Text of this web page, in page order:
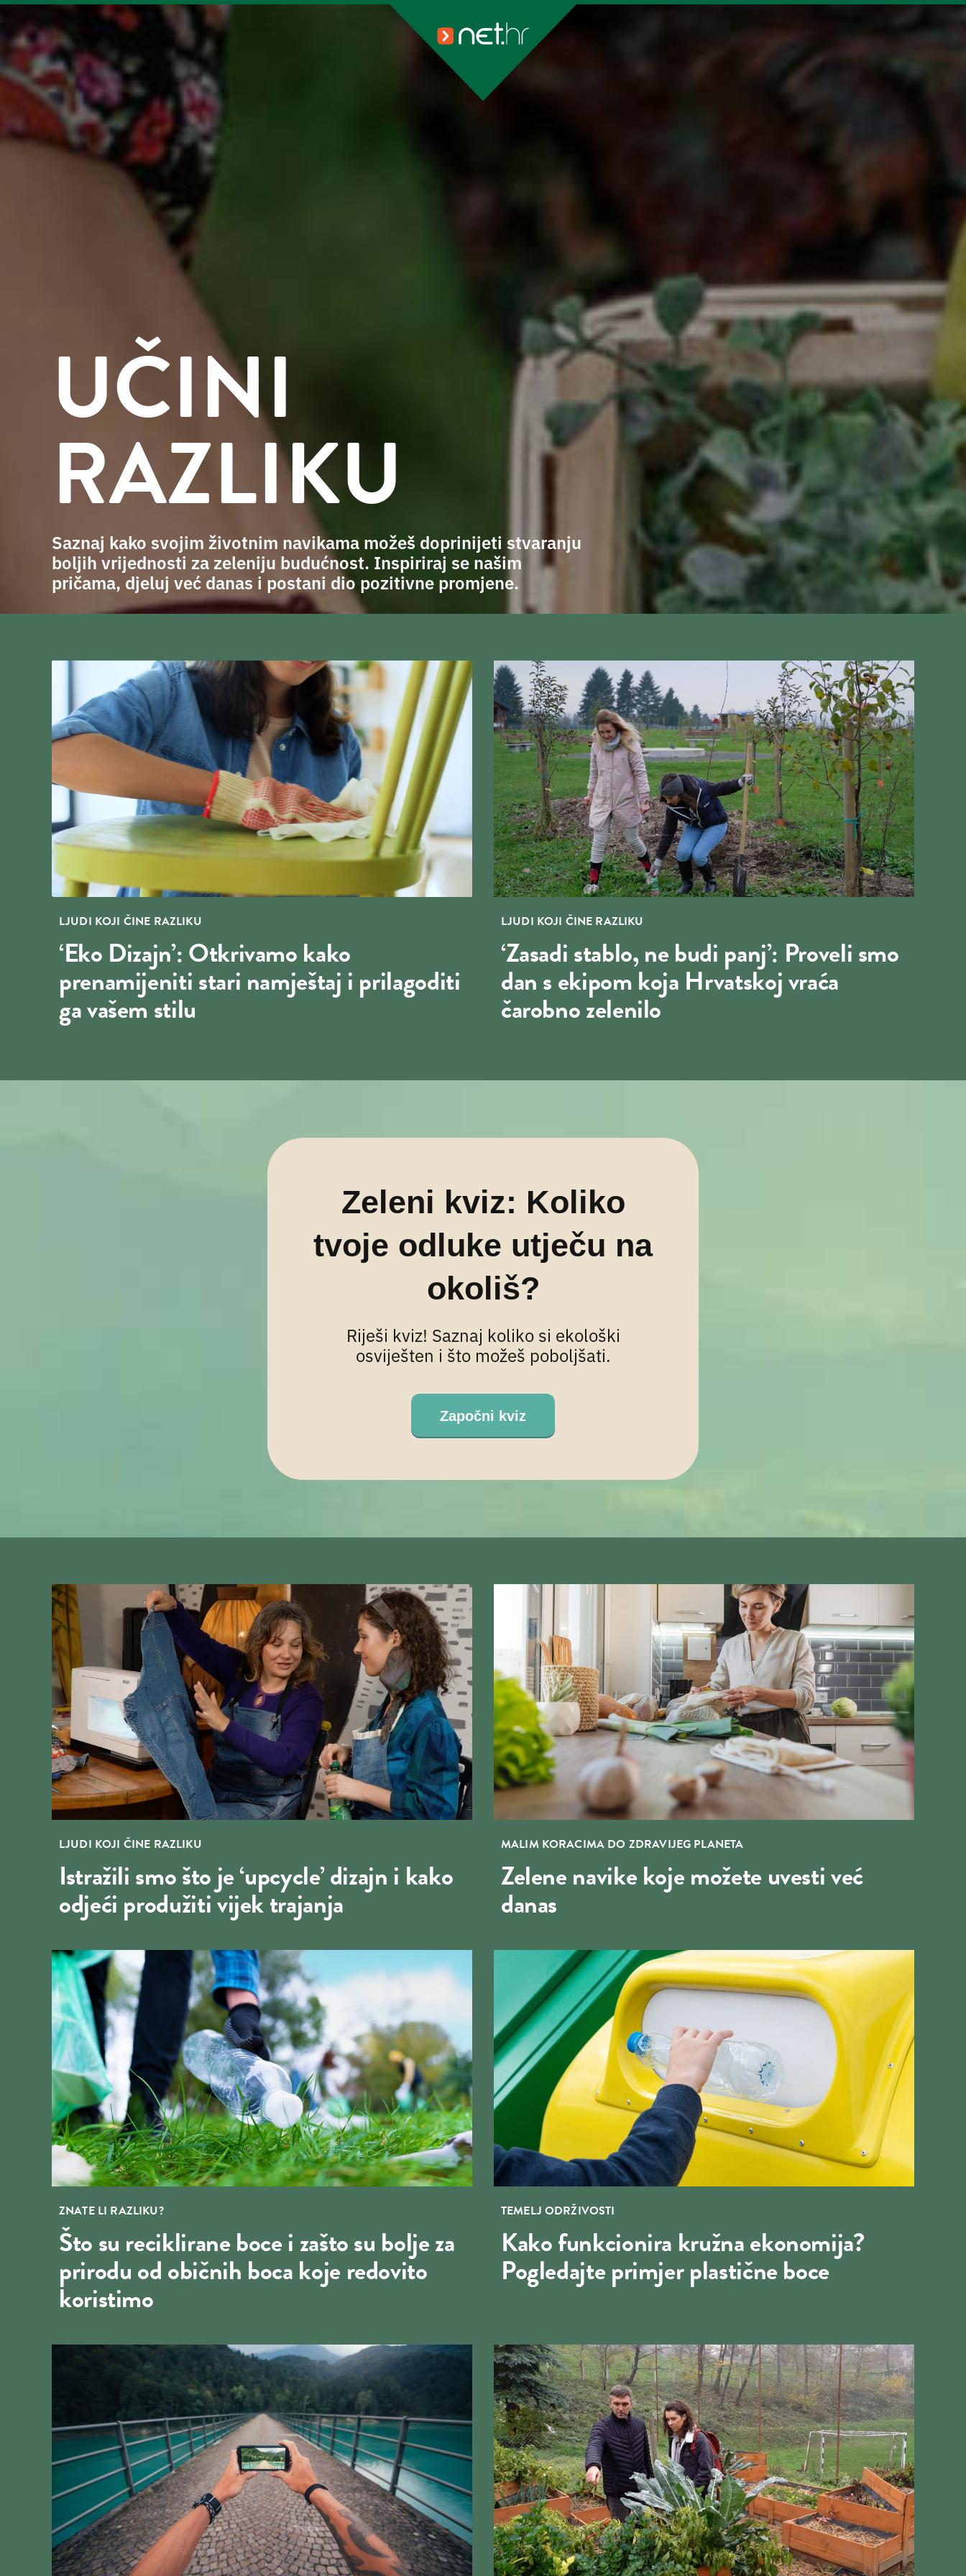
UČINI
RAZLIKU
Saznaj kako svojim životnim navikama možeš doprinijeti stvaranju
boljih vrijednosti za zeleniju budućnost. Inspiriraj se našim
pričama, djeluj već danas i postani dio pozitivne promjene.
LJUDI KOJI ČINE RAZLIKU
‘Eko Dizajn’: Otkrivamo kako
prenamijeniti stari namještaj i prilagoditi
ga vašem stilu
LJUDI KOJI ČINE RAZLIKU
‘Zasadi stablo, ne budi panj’: Proveli smo
dan s ekipom koja Hrvatskoj vraća
čarobno zelenilo
Zeleni kviz: Koliko
tvoje odluke utječu na
okoliš?
Riješi kviz! Saznaj koliko si ekološki
osviješten i što možeš poboljšati.
Započni kviz
LJUDI KOJI ČINE RAZLIKU
Istražili smo što je ‘upcycle’ dizajn i kako
odjeći produžiti vijek trajanja
MALIM KORACIMA DO ZDRAVIJEG PLANETA
Zelene navike koje možete uvesti već
danas
ZNATE LI RAZLIKU?
Što su reciklirane boce i zašto su bolje za
prirodu od običnih boca koje redovito
koristimo
TEMELJ ODRŽIVOSTI
Kako funkcionira kružna ekonomija?
Pogledajte primjer plastične boce